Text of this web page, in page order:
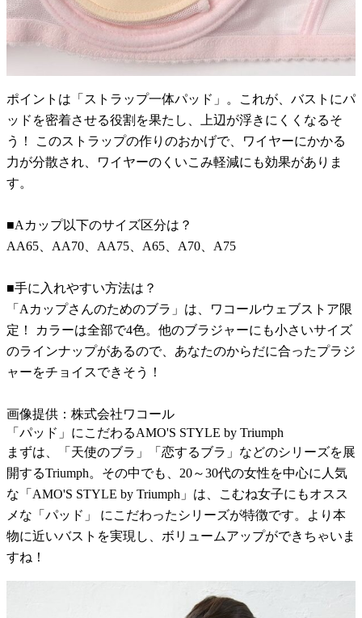
ポイントは「ストラップ一体パッド」。これが、バストにパ
ッドを密着させる役割を果たし、上辺が浮きにくくなるそ
う！ このストラップの作りのおかげで、ワイヤーにかかる
力が分散され、ワイヤーのくいこみ軽減にも効果がありま
す。
■Aカップ以下のサイズ区分は？
AA65、AA70、AA75、A65、A70、A75
■手に入れやすい方法は？
「Aカップさんのためのブラ」は、ワコールウェブストア限
定！ カラーは全部で4色。他のブラジャーにも小さいサイズ
のラインナップがあるので、あなたのからだに合ったプラジ
ャーをチョイスできそう！
画像提供：株式会社ワコール
「パッド」にこだわるAMO'S STYLE by Triumph
まずは、「天使のブラ」「恋するブラ」などのシリーズを展
開するTriumph。その中でも、20～30代の女性を中心に人気
な「AMO'S STYLE by Triumph」は、こむね女子にもオスス
メな「パッド」 にこだわったシリーズが特徴です。より本
物に近いバストを実現し、ボリュームアップができちゃいま
すね！